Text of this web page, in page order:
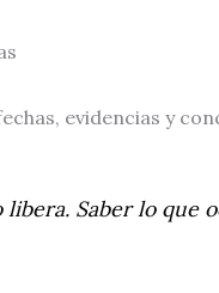
evidencias y
libera. Saber lo